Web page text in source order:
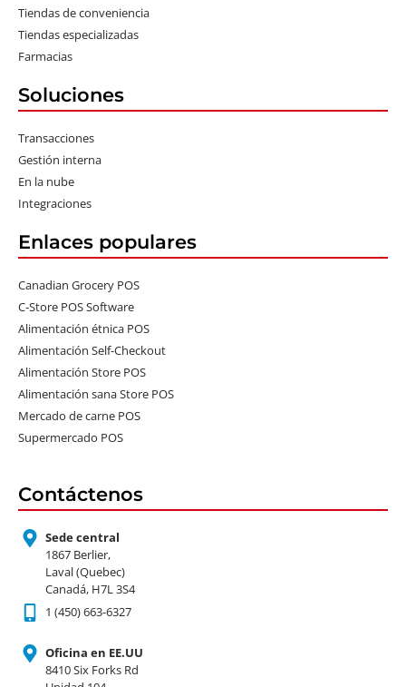
Tiendas de conveniencia
Tiendas especializadas
Farmacias
Soluciones
Transacciones
Gestión interna
En la nube
Integraciones
Enlaces populares
Canadian Grocery POS
C-Store POS Software
Alimentación étnica POS
Alimentación Self-Checkout
Alimentación Store POS
Alimentación sana Store POS
Mercado de carne POS
Supermercado POS
Contáctenos
Sede central
1867 Berlier,
Laval (Quebec)
Canadá, H7L 3S4
1 (450) 663-6327
Oficina en EE.UU
8410 Six Forks Rd